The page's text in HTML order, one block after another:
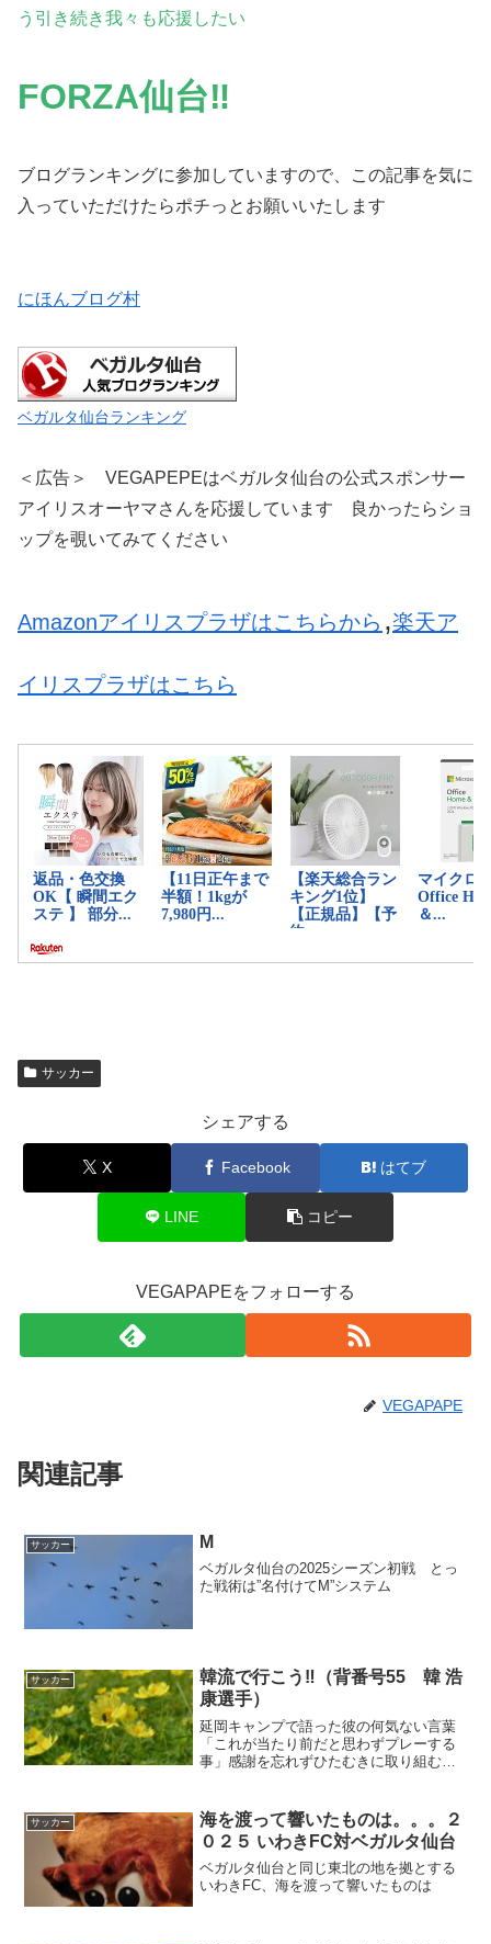
う引き続き我々も応援したい
FORZA仙台‼
ブログランキングに参加していますので、この記事を気に
入っていただけたらポチっとお願いいたします
にほんブログ村
ベガルタ仙台ランキング
＜広告＞ VEGAPEPEはベガルタ仙台の公式スポンサー
アイリスオーヤマさんを応援しています 良かったらショ
ップを覗いてみてください
Amazonアイリスプラザはこちらから ,楽天ア
イリスプラザはこちら
サッカー
シェアする
X Facebook はてブ
LINE コピー
VEGAPAPEをフォローする
VEGAPAPE
関連記事
サッカー M
ベガルタ仙台の2025シーズン初戦 とっ
た戦術は”名付けてM”システム
サッカー
韓流で行こう‼（背番号55 韓 浩
康選手）
延岡キャンプで語った彼の何気ない言葉
「これが当たり前だと思わずプレーする
事」感謝を忘れずひたむきに取り組む姿
サッカー
海を渡って響いたものは。。。２
０２５ いわきFC対ベガルタ仙台
ベガルタ仙台と同じ東北の地を拠とする
いわきFC、海を渡って響いたものは